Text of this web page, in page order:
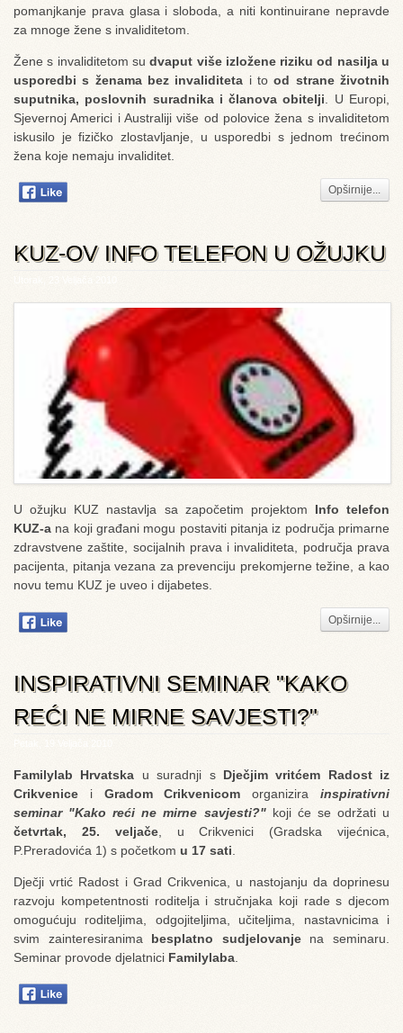
pomanjkanje prava glasa i sloboda, a niti kontinuirane nepravde
za mnoge žene s invaliditetom.
Žene s invaliditetom sudvaput više izložene riziku od nasilja u
usporedbi s ženama bez invaliditeta i tood strane životnih
suputnika, poslovnih suradnika i članova obitelji . U Europi,
Sjevernoj Americi i Australiji više od polovice žena s invaliditetom
iskusilo je fizičko zlostavljanje, u usporedbi s jednom trećinom
žena koje nemaju invaliditet.
Opširnije...
KUZ-OV INFO TELEFON U OŽUJKU
U ožujku KUZ nastavlja sa započetim projektom Info telefon
KUZ-a na koji građani mogu postaviti pitanja iz područja primarne
zdravstvene zaštite, socijalnih prava i invaliditeta, područja prava
pacijenta, pitanja vezana za prevenciju prekomjerne težine, a kao
novu temu KUZ je uveo i dijabetes.
Opširnije...
INSPIRATIVNI SEMINAR "KAKO
REĆI NE MIRNE SAVJESTI?"
Familylab Hrvatska u suradnji s Dječjim vritćem Radost iz
Crikvenice i Gradom Crikvenicomorganizirainspirativni
seminar "Kako reći ne mirne savjesti?" koji će se održati u
četvrtak, 25. veljače, u Crikvenici (Gradska vijećnica,
P.Preradovića 1) s početkom u 17 sati
Dječji vrtić Radost i Grad Crikvenica, u nastojanju da doprinesu
razvoju kompetentnosti roditelja i stručnjaka koji rade s djecom
omogućuju roditeljima, odgojiteljima, učiteljima, nastavnicima i
svim zainteresiranima besplatno sudjelovanje na seminaru.
Seminar provode djelatnici Familylaba